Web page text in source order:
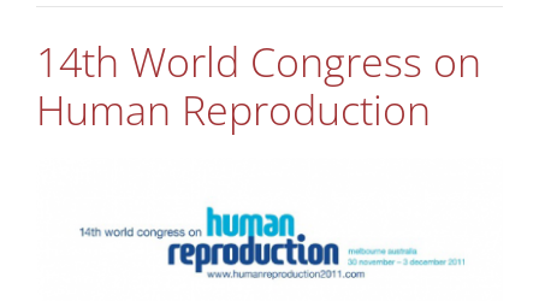
Über das Kreta Fruchtbarkeitszentrum
Fruchtbarkeitstherapien
14th World Congress on
Human Reproduction